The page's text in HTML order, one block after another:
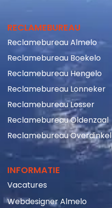
RECLAMEBUREAU
Reclamebureau Almelo
Reclamebureau Boekelo
Reclamebureau Hengelo
Reclamebureau Lonneker
Reclamebureau Losser
Reclamebureau Oldenzaal
Reclamebureau Overdinkel
INFORMATIE
Vacatures
Webdesigner Almelo